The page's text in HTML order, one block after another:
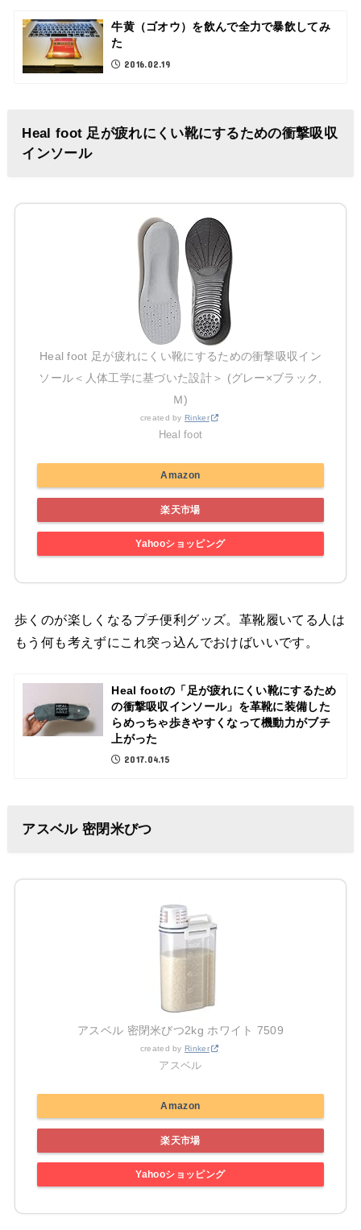
牛黄（ゴオウ）を飲んで全力で暴飲してみ
た
2016.02.19
Heal foot 足が疲れにくい靴にするための衝撃吸収
インソール
Heal foot 足が疲れにくい靴にするための衝撃吸収イン
ソール＜人体工学に基づいた設計＞ (グレー×ブラック,
Ｍ)
created byRinker
Heal foot
Amazon
楽天市場
Yahooショッピング
歩くのが楽しくなるプチ便利グッズ。革靴履いてる人は
もう何も考えずにこれ突っ込んでおけばいいです。
Heal footの「足が疲れにくい靴にするため
の衝撃吸収インソール」を革靴に装備した
らめっちゃ歩きやすくなって機動力がブチ
上がった
2017.04.15
アスベル 密閉米びつ
アスベル 密閉米びつ2kg ホワイト 7509
created byRinker
アスベル
Amazon
楽天市場
Yahooショッピング